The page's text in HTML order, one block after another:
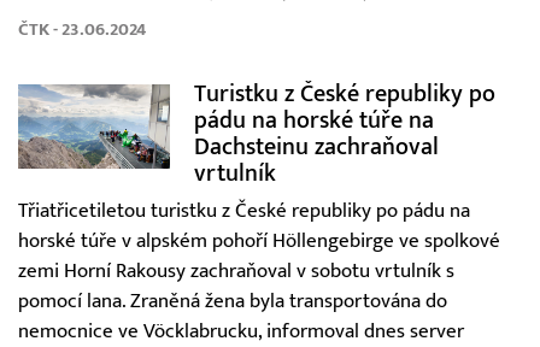
ČTK - 23.06.2024
Turistku z České republiky po
pádu na horské túře na
Dachsteinu zachraňoval
vrtulník
Třiatřicetiletou turistku z České republiky po pádu na
horské túře v alpském pohoří Höllengebirge ve spolkové
zemi Horní Rakousy zachraňoval v sobotu vrtulník s
pomocí lana. Zraněná žena byla transportována do
nemocnice ve Vöcklabrucku, informoval dnes server